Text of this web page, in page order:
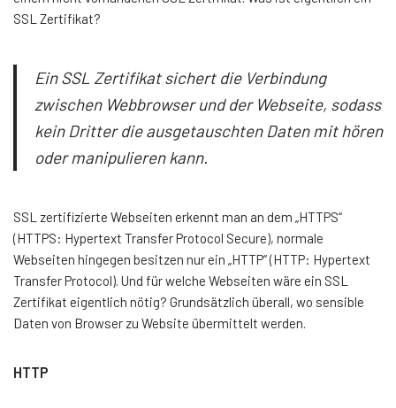
SSL Zertifikat?
Ein SSL Zertifikat sichert die Verbindung
zwischen Webbrowser und der Webseite, sodass
kein Dritter die ausgetauschten Daten mit hören
oder manipulieren kann.
SSL zertifizierte Webseiten erkennt man an dem „HTTPS“
(HTTPS: Hypertext Transfer Protocol Secure), normale
Webseiten hingegen besitzen nur ein „HTTP“ (HTTP: Hypertext
Transfer Protocol). Und für welche Webseiten wäre ein SSL
Zertifikat eigentlich nötig? Grundsätzlich überall, wo sensible
Daten von Browser zu Website übermittelt werden.
HTTP